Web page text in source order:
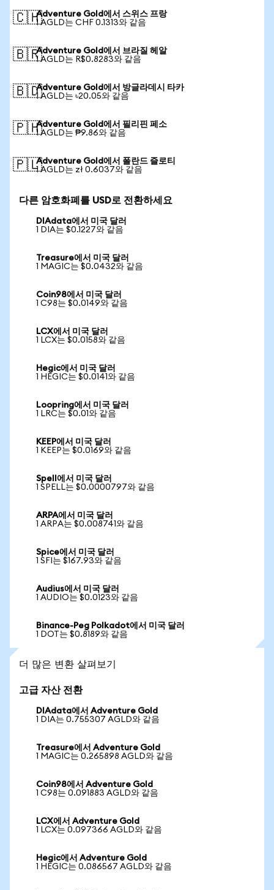
🇨🇭Adventure Gold에서 스위스 프랑
1 AGLD는 CHF 0.1313와 같음
🇧🇷Adventure Gold에서 브라질 헤알
1 AGLD는 R$0.8283와 같음
🇧🇩Adventure Gold에서 방글라데시 타카
1 AGLD는 ৳20.05와 같음
🇵🇭Adventure Gold에서 필리핀 페소
1 AGLD는 ₱9.86와 같음
🇵🇱Adventure Gold에서 폴란드 즐로티
1 AGLD는 zł 0.6037와 같음
다른 암호화폐를 USD로 전환하세요
DIAdata에서 미국 달러
1 DIA는 $0.1227와 같음
Treasure에서 미국 달러
1 MAGIC는 $0.0432와 같음
Coin98에서 미국 달러
1 C98는 $0.0149와 같음
LCX에서 미국 달러
1 LCX는 $0.0158와 같음
Hegic에서 미국 달러
1 HEGIC는 $0.0141와 같음
Loopring에서 미국 달러
1 LRC는 $0.01와 같음
KEEP에서 미국 달러
1 KEEP는 $0.0169와 같음
Spell에서 미국 달러
1 SPELL는 $0.0000797와 같음
ARPA에서 미국 달러
1 ARPA는 $0.008741와 같음
Spice에서 미국 달러
1 SFI는 $167.93와 같음
Audius에서 미국 달러
1 AUDIO는 $0.0123와 같음
Binance-Peg Polkadot에서 미국 달러
1 DOT는 $0.8189와 같음
더 많은 변환 살펴보기
고급 자산 전환
DIAdata에서 Adventure Gold
1 DIA는 0.755307 AGLD와 같음
Treasure에서 Adventure Gold
1 MAGIC는 0.265898 AGLD와 같음
Coin98에서 Adventure Gold
1 C98는 0.091883 AGLD와 같음
LCX에서 Adventure Gold
1 LCX는 0.097366 AGLD와 같음
Hegic에서 Adventure Gold
1 HEGIC는 0.086567 AGLD와 같음